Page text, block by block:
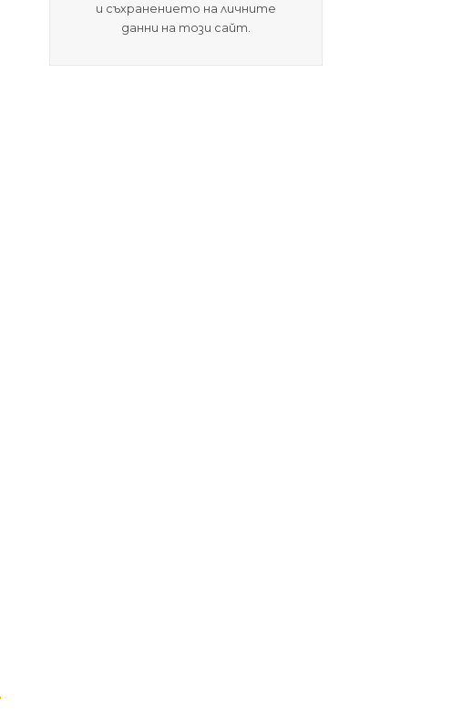
и съхранението на личните
данни на този сайт.